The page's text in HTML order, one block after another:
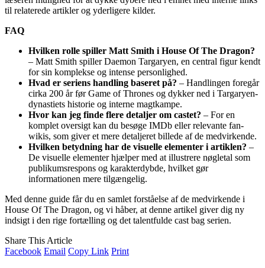
til relaterede artikler og yderligere kilder.
FAQ
Hvilken rolle spiller Matt Smith i House Of The Dragon?
– Matt Smith spiller Daemon Targaryen, en central figur kendt
for sin komplekse og intense personlighed.
Hvad er seriens handling baseret på? – Handlingen foregår
cirka 200 år før Game of Thrones og dykker ned i Targaryen-
dynastiets historie og interne magtkampe.
Hvor kan jeg finde flere detaljer om castet? – For en
komplet oversigt kan du besøge IMDb eller relevante fan-
wikis, som giver et mere detaljeret billede af de medvirkende.
Hvilken betydning har de visuelle elementer i artiklen? –
De visuelle elementer hjælper med at illustrere nøgletal som
publikumsrespons og karakterdybde, hvilket gør
informationen mere tilgængelig.
Med denne guide får du en samlet forståelse af de medvirkende i
House Of The Dragon, og vi håber, at denne artikel giver dig ny
indsigt i den rige fortælling og det talentfulde cast bag serien.
Share This Article
Facebook Email Copy Link Print